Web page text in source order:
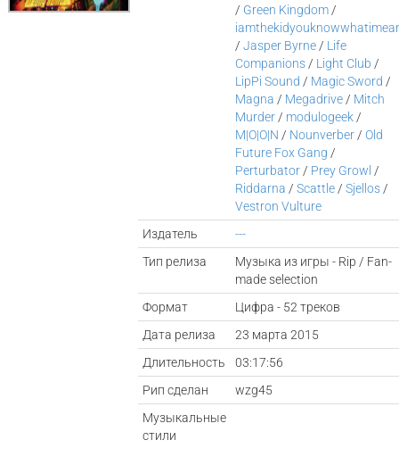
/ Green Kingdom /
/Jasper Byrne / Life
Companions / Light Club /
LipPi Sound / Magic Sword /
Magna / Megadrive / Mitch
Murder / modulogeek /
M|O|O|N / Nounverber /Old
Future Fox Gang /
Perturbator / Prey Growl /
Riddarna /Scattle /Sjellos /
Vestron Vulture
Издатель
---
Тип релиза
Музыка из игры - Rip / Fan-
made selection
Формат
Цифра - 52 треков
Дата релиза
23 марта 2015
Длительность
03:17:56
Рип сделан
wzg45
Музыкальные
стили